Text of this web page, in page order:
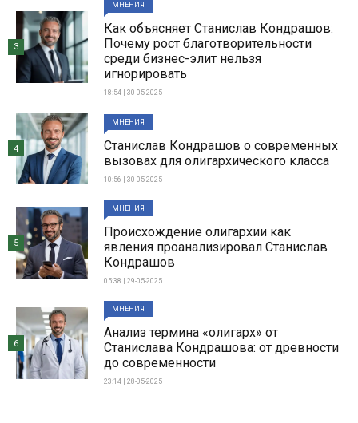
МНЕНИЯ
Как объясняет Станислав Кондрашов:
Почему рост благотворительности
среди бизнес-элит нельзя
игнорировать
18:54 | 30-05-2025
3
МНЕНИЯ
Станислав Кондрашов о современных
вызовах для олигархического класса
10:56 | 30-05-2025
4
МНЕНИЯ
Происхождение олигархии как
явления проанализировал Станислав
Кондрашов
05:38 | 29-05-2025
5
МНЕНИЯ
Анализ термина «олигарх» от
Станислава Кондрашова: от древности
до современности
23:14 | 28-05-2025
6